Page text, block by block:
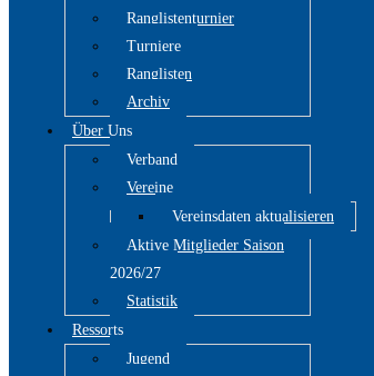
Ranglistenturnier
Turniere
Ranglisten
Archiv
Über Uns
Verband
Vereine
Vereinsdaten aktualisieren
Aktive Mitglieder Saison
2026/27
Statistik
Ressorts
Jugend